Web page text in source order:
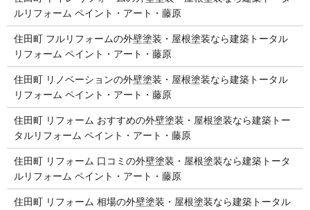
ルリフォーム ペイント・アート・藤原
住田町 フルリフォームの外壁塗装・屋根塗装なら建築トータル
リフォーム ペイント・アート・藤原
住田町 リノベーションの外壁塗装・屋根塗装なら建築トータル
リフォーム ペイント・アート・藤原
住田町 リフォーム おすすめの外壁塗装・屋根塗装なら建築トー
タルリフォーム ペイント・アート・藤原
住田町 リフォーム 口コミの外壁塗装・屋根塗装なら建築トータ
ルリフォーム ペイント・アート・藤原
住田町 リフォーム 相場の外壁塗装・屋根塗装なら建築トータル